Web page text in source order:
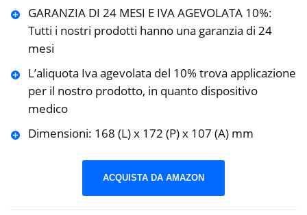
GARANZIA DI 24 MESI E IVA AGEVOLATA 10%:
Tutti i nostri prodotti hanno una garanzia di 24
mesi
L’aliquota Iva agevolata del 10% trova applicazione
per il nostro prodotto, in quanto dispositivo
medico
Dimensioni: 168 (L) x 172 (P) x 107 (A) mm
ACQUISTA DA AMAZON